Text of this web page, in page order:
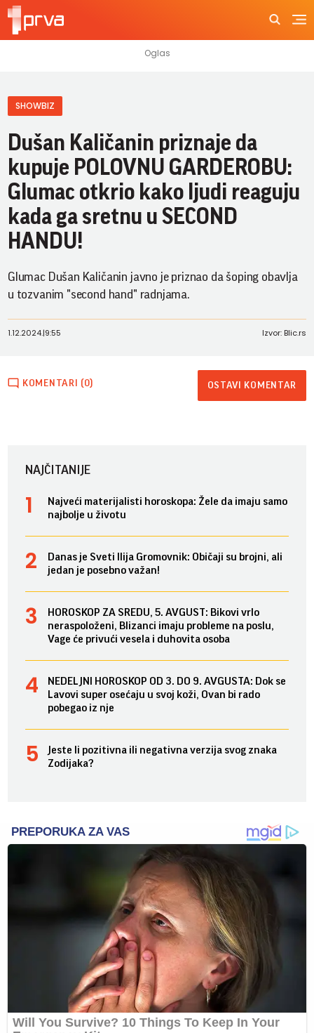
SHOWBIZ
Dušan Kaličanin priznaje da
kupuje POLOVNU GARDEROBU:
Glumac otkrio kako ljudi reaguju
kada ga sretnu u SECOND
HANDU!
Glumac Dušan Kaličanin javno je priznao da šoping obavlja
u tozvanim "second hand" radnjama.
1.12.2024.|9:55 Izvor: Blic.rs
KOMENTARI (0) OSTAVI KOMENTAR
NAJČITANIJE
Najveći materijalisti horoskopa: Žele da imaju samo
najbolje u životu
Danas je Sveti Ilija Gromovnik: Običaji su brojni, ali
jedan je posebno važan!
HOROSKOP ZA SREDU, 5. AVGUST: Bikovi vrlo
neraspoloženi, Blizanci imaju probleme na poslu,
Vage će privući vesela i duhovita osoba
NEDELJNI HOROSKOP OD 3. DO 9. AVGUSTA: Dok se
Lavovi super osećaju u svoj koži, Ovan bi rado
pobegao iz nje
Jeste li pozitivna ili negativna verzija svog znaka
Zodijaka?